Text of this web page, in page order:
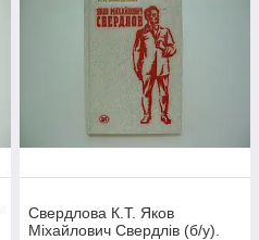
Свердлова К.Т. Яков
Міхайлович Свердлів (б/у).